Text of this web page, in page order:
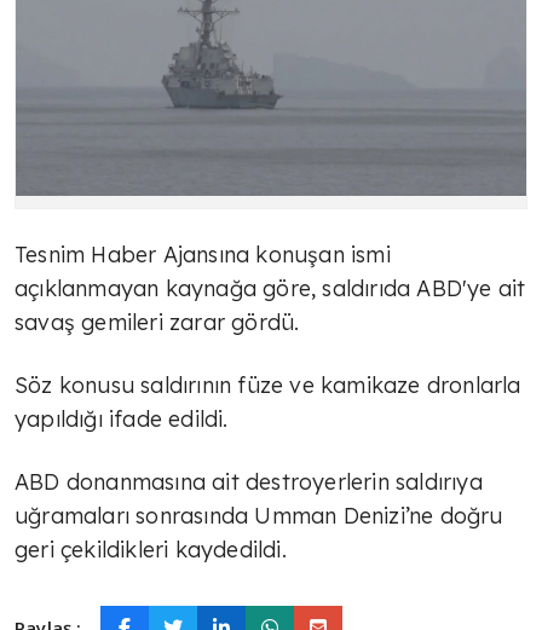
Tesnim Haber Ajansına konuşan ismi
açıklanmayan kaynağa göre, saldırıda ABD'ye ait
savaş gemileri zarar gördü.
Söz konusu saldırının füze ve kamikaze dronlarla
yapıldığı ifade edildi.
ABD donanmasına ait destroyerlerin saldırıya
uğramaları sonrasında Umman Denizi’ne doğru
geri çekildikleri kaydedildi.